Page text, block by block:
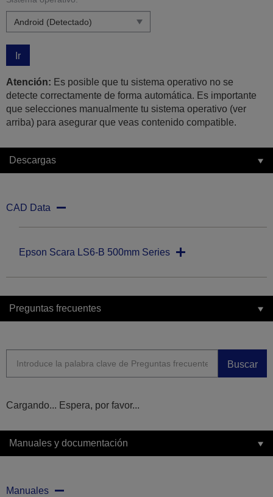
Ir
Atención: Es posible que tu sistema operativo no se
detecte correctamente de forma automática. Es importante
que selecciones manualmente tu sistema operativo (ver
arriba) para asegurar que veas contenido compatible.
Descargas
CAD Data
Epson Scara LS6-B 500mm Series
Preguntas frecuentes
Buscar
Cargando... Espera, por favor...
Manuales y documentación
Manuales